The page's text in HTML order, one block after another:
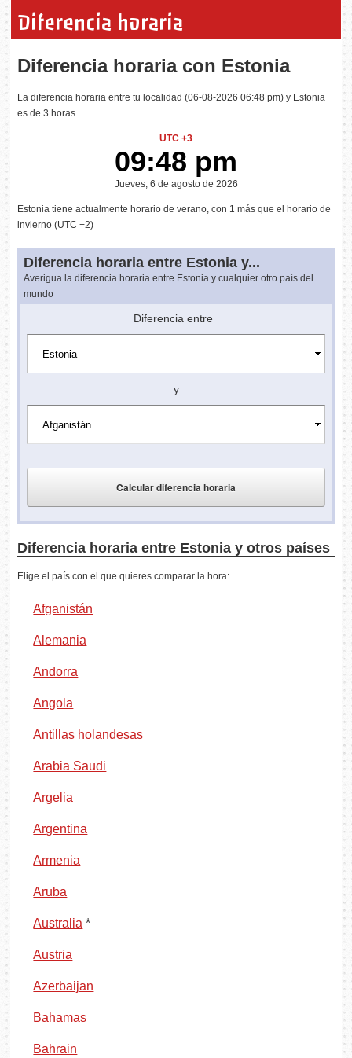
Diferencia horaria
Diferencia horaria con Estonia
La diferencia horaria entre tu localidad (06-08-2026 06:48 pm) y Estonia
es de 3 horas.
UTC +3
09:48 pm
Jueves, 6 de agosto de 2026
Estonia tiene actualmente horario de verano, con 1 más que el horario de
invierno (UTC +2)
Diferencia horaria entre Estonia y...
Averigua la diferencia horaria entre Estonia y cualquier otro país del
mundo
Diferencia entre
y
Diferencia horaria entre Estonia y otros países
Elige el país con el que quieres comparar la hora:
Afganistán
Alemania
Andorra
Angola
Antillas holandesas
Arabia Saudi
Argelia
Argentina
Armenia
Aruba
Australia *
Austria
Azerbaijan
Bahamas
Bahrain